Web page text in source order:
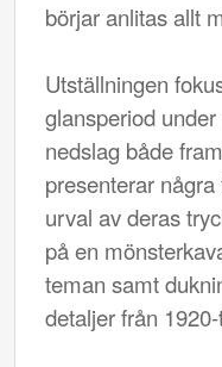
börjar anlitas allt
Utställningen
glansperiod
nedslag både
presenterar
urval av deras
på en
teman samt
detaljer från